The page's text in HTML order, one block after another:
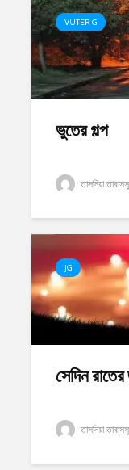
VUTER G
ভুতের গল্প
তাসনিয়া
JG
সেদিন
তাসনিয়া